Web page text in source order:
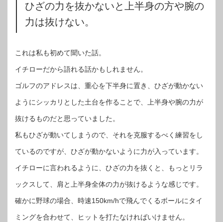
ひざの力を抜かないと上半身の方や腕の
力は抜けない。
これは私も初めて聞いた話。
イチローだから語れる話かもしれません。
ゴルフのアドレスは、重心を下半身に置き、ひざが動かない
ようにシッカリとした土台を作ることで、上半身や腕の力が
抜けるものだと思っていました。
私もひざが動いてしまうので、それを克服するべく練習をし
ているのですが、ひざが動かないように力が入っています。
イチローに言われるように、ひざの力を抜くと、もっとリラ
ックスして、肩と上半身全体の力が抜けるような感じです。
確かに野球の場合、時速150km/hで飛んでくるボールにタイ
ミングを合わせて、ヒットを打たなければいけません。